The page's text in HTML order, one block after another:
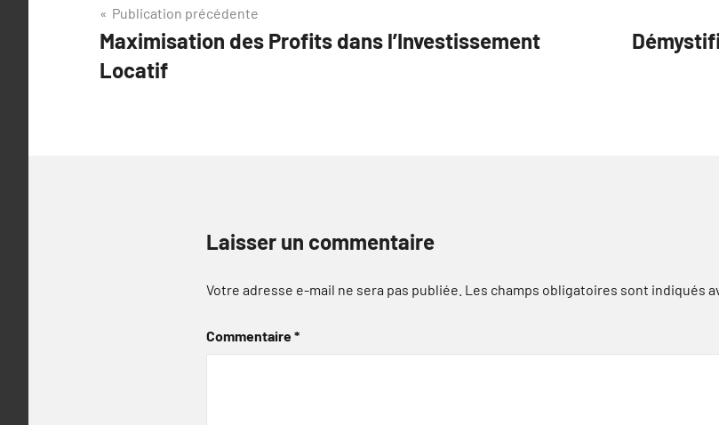
Navigation
de
l’article
Publication précédente
Maximisation des Profits dans l’Investissement
Locatif
Laisser un commentaire
Votre adresse e-mail ne sera pas publiée. Les champs obligatoires sont indiqués
Commentaire*